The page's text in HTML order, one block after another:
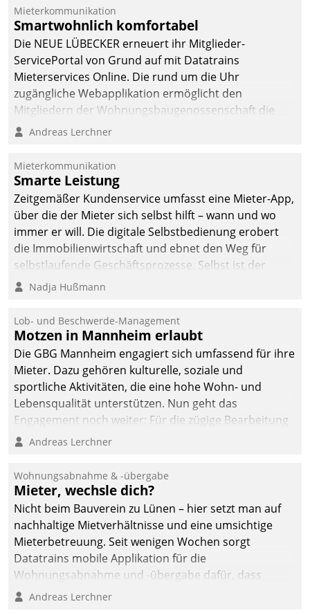
Dialogführung ermöglicht
dem externen
Serviceteam, Anrufe von
Mietenden zügiger und
effizienter zu bearbeiten.
Mieterkommunikation
Smartwohnlich komfortabel
Die NEUE LÜBECKER erneuert ihr Mitglieder-
ServicePortal von Grund auf mit Datatrains
Mieterservices Online. Die rund um die Uhr
zugängliche Webapplikation ermöglicht den
Mitgliedern der Wohnungs­bau­genossenschaft die
Kontaktaufnahme per Smartphone, Tablet oder PC.
Andreas Lerchner
Mieterkommunikation
Smarte Leistung
Zeitgemäßer Kundenservice umfasst eine Mieter-App,
über die der Mieter sich selbst hilft – wann und wo
immer er will. Die digitale Selbstbedienung erobert
die Immobilienwirtschaft und ebnet den Weg für
selbstlaufende Geschäftsprozesse. Selbst ist der
Kunde und smart der Serviceanbieter.
Nadja Hußmann
Lob- und Beschwerde-Management
Motzen in Mannheim erlaubt
Die GBG Mannheim engagiert sich umfassend für ihre
Mieter. Dazu gehören kulturelle, soziale und
sportliche Aktivitäten, die eine hohe Wohn- und
Lebensqualität unterstützen. Nun geht das
Engagement noch weiter: Für die zügige Bearbeitung
von Beschwerden – oder Lob – richtet das
und Beschwerde-Management einen eigenen Kanal
ein.
Andreas Lerchner
Wohnungsabnahme & -übergabe
Mieter, wechsle dich?
Nicht beim Bauverein zu Lünen – hier setzt man auf
nachhaltige Mietverhältnisse und eine umsichtige
Mieterbetreuung. Seit wenigen Wochen sorgt
Datatrains mobile Applikation für die
Wohnungsabnahme und -übergabe dafür, dass
Mieter wohlgeordnet kommen und, so es sein muss,
Andreas Lerchner